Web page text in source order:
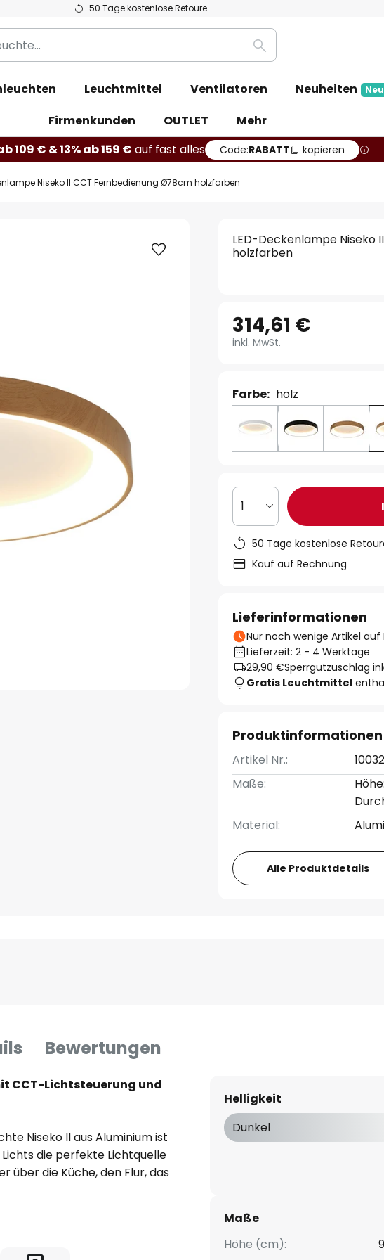
50 Tage kostenlose Retoure
Suche
Leuchtmittel Ventilatoren Neuheiten Neu
Firmenkunden
OUTLET
Mehr
109 € & 13% ab 159 € auf fast alles Code:RABATT kopieren
Niseko II CCT Fernbedienung Ø78cm holzfarben
LED-Deckenlampe Niseko
holzfarben
314,61 €
inkl. MwSt.
Farbe: holz
1
50 Tage kostenlose
Kauf auf Rechnung
Lieferinformationen
Nur noch wenige Artikel auf
Lieferzeit: 2 - 4 Werktage
29,90 €Sperrgutzuschlag
Gratis Leuchtmittel
Produktinformationen
Artikel Nr.:
Maße:
Material:
Alle Produktdetails
Bewertungen
CCT-Lichtsteuerung und
Niseko II aus Aluminium ist
die perfekte Lichtquelle
über die Küche, den Flur, das
Sie ist mit einem
Mitte gewährleistet
Helligkeit
Dunkel
Maße
Höhe (cm):